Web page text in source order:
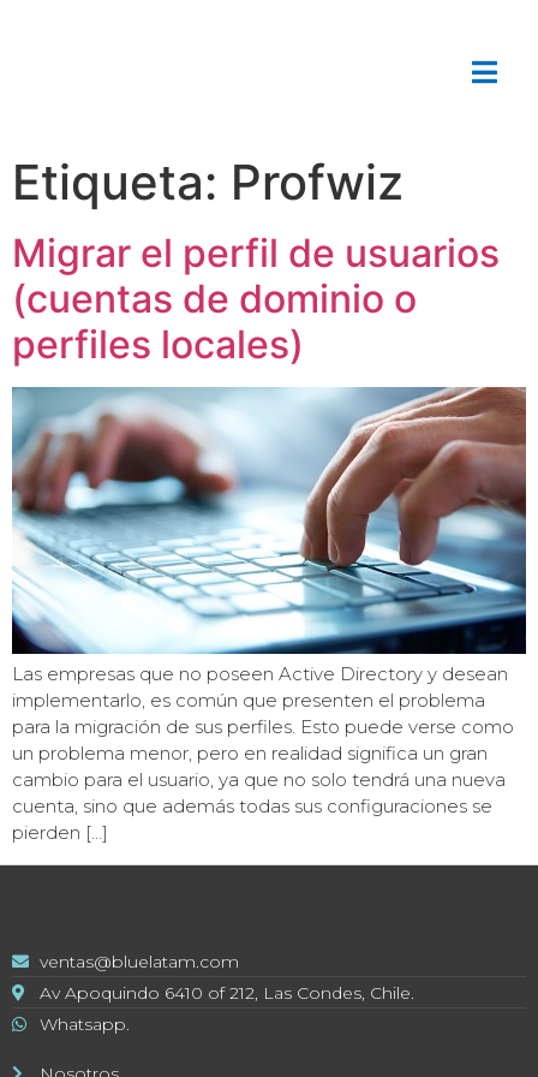
Etiqueta: Profwiz
Migrar el perfil de usuarios
(cuentas de dominio o
perfiles locales)
Las empresas que no poseen Active Directory y desean
implementarlo, es común que presenten el problema
para la migración de sus perfiles. Esto puede verse como
un problema menor, pero en realidad significa un gran
cambio para el usuario, ya que no solo tendrá una nueva
cuenta, sino que además todas sus configuraciones se
pierden […]
ventas@bluelatam.com
Av Apoquindo 6410 of 212, Las Condes, Chile.
Whatsapp.